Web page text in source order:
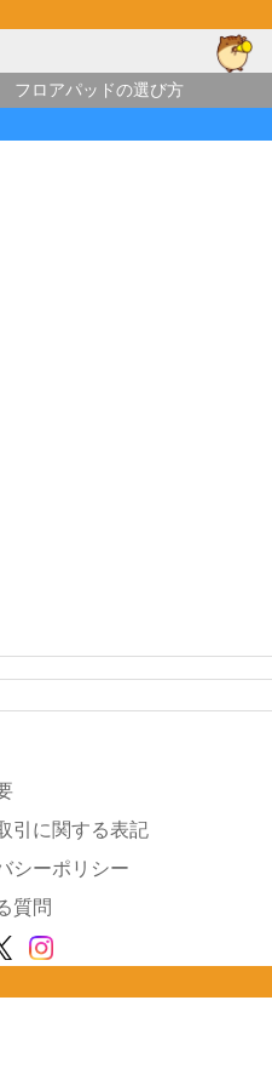
フロアパッドの選び方
引に関する表記
シーポリシー
質問